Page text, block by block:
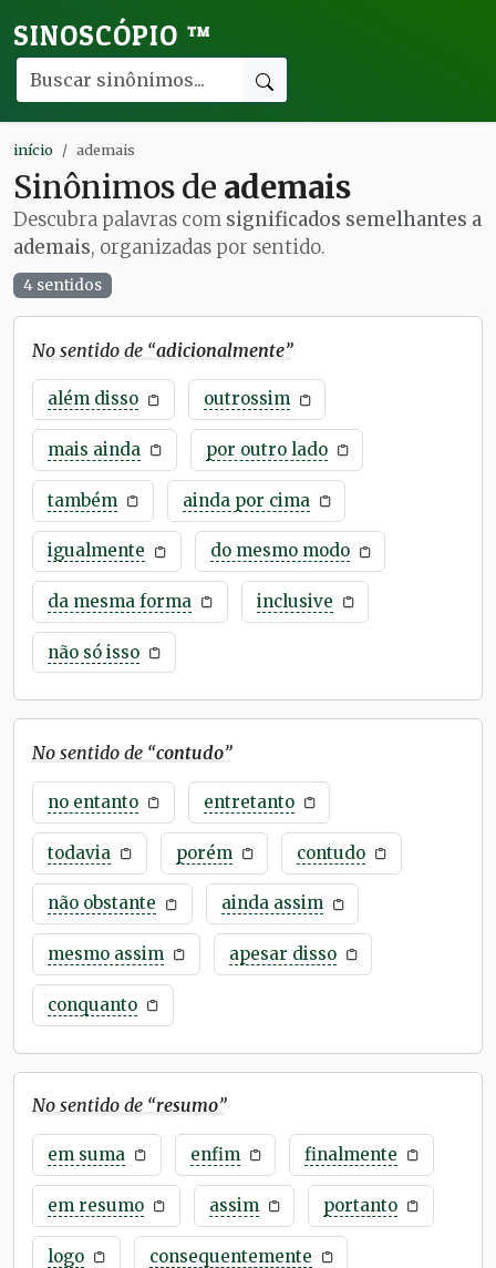
SINOSCÓPIO ™
início ademais
Sinônimos de ademais
Descubra palavras com significados semelhantes a
ademais, organizadas por sentido.
4 sentidos
No sentido de “adicionalmente”
além disso outrossim
mais ainda por outro lado
também ainda por cima
igualmente do mesmo modo
da mesma forma inclusive
não só isso
No sentido de “contudo”
no entanto entretanto
todavia porém contudo
não obstante ainda assim
mesmo assim apesar disso
conquanto
No sentido de “resumo”
em suma enfim finalmente
em resumo assim portanto
logo consequentemente